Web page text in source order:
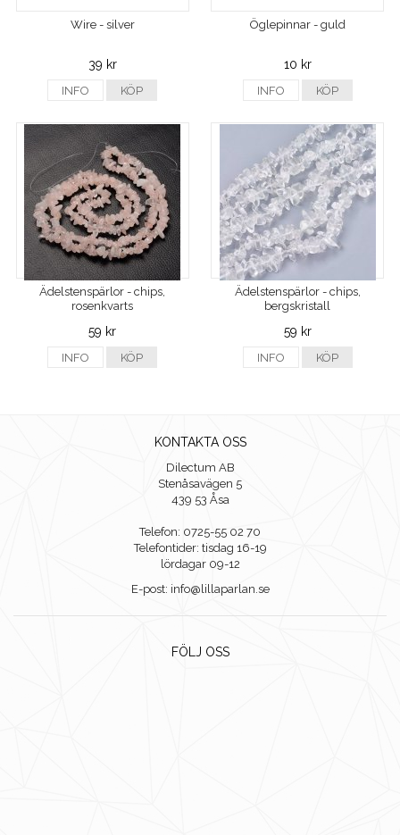
Wire - silver
39 kr
INFO KÖP
Öglepinnar - guld
10 kr
INFO KÖP
Ädelstenspärlor - chips,
rosenkvarts
59 kr
INFO KÖP
Ädelstenspärlor - chips,
bergskristall
59 kr
INFO KÖP
KONTAKTA OSS
Dilectum AB
Stenåsavägen 5
439 53 Åsa
Telefon: 0725-55 02 70
Telefontider: tisdag 16-19
lördagar 09-12
E-post: info@lillaparlan.se
FÖLJ OSS